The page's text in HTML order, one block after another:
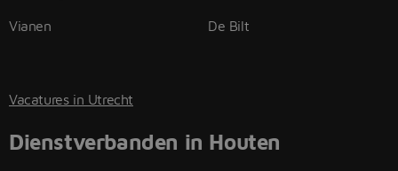
Vianen De Bilt
Vacatures in Utrecht
Dienstverbanden in Houten